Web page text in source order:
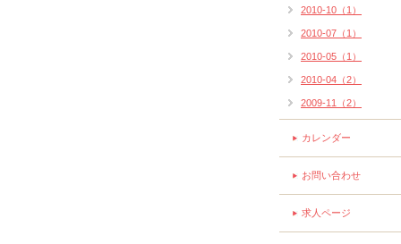
2010-10（1）
2010-07（1）
2010-05（1）
2010-04（2）
2009-11（2）
カレンダー
お問い合わせ
求人ページ